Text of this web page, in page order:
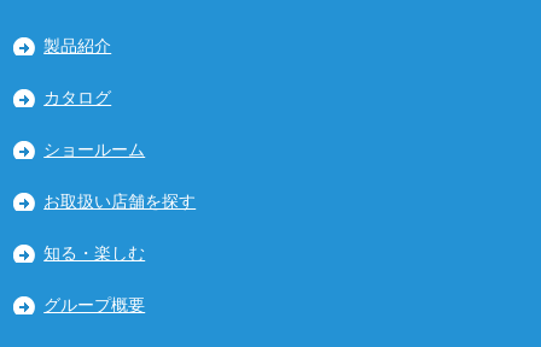
製品紹介
カタログ
ショールーム
お取扱い店舗を探す
知る・楽しむ
グループ概要